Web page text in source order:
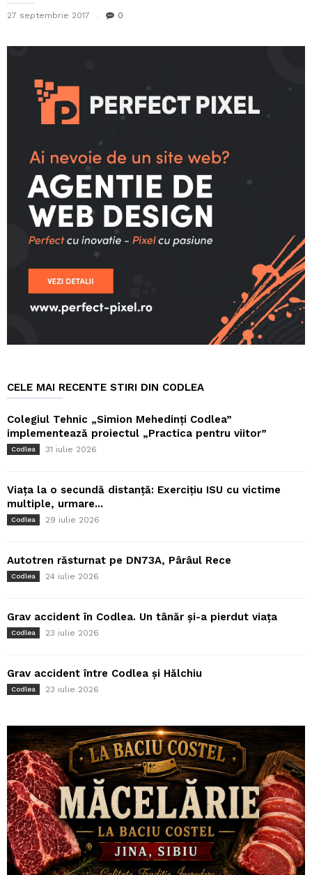
27 septembrie 2017 0
CELE MAI RECENTE STIRI DIN CODLEA
Colegiul Tehnic „Simion Mehedinți Codlea”
implementează proiectul „Practica pentru viitor”
Codlea 31 iulie 2026
Viața la o secundă distanță: Exercițiu ISU cu victime
multiple, urmare...
Codlea 29 iulie 2026
Autotren răsturnat pe DN73A, Pârâul Rece
Codlea 24 iulie 2026
Grav accident în Codlea. Un tânăr și-a pierdut viața
Codlea 23 iulie 2026
Grav accident între Codlea și Hălchiu
Codlea 23 iulie 2026